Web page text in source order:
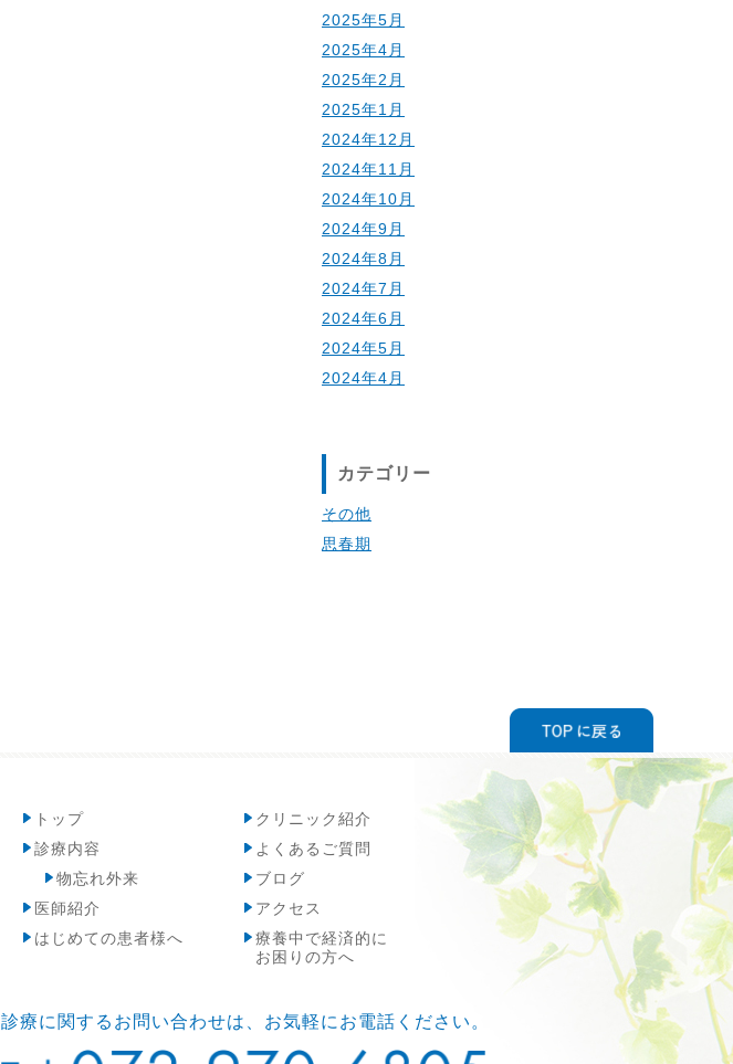
2025年5月
2025年4月
2025年2月
2025年1月
2024年12月
2024年11月
2024年10月
2024年9月
2024年8月
2024年7月
2024年6月
2024年5月
2024年4月
カテゴリー
その他
思春期
トップ
診療内容
物忘れ外来
医師紹介
はじめての患者様へ
クリニック紹介
よくあるご質問
ブログ
アクセス
療養中で経済的に
お困りの方へ
診療に関するお問い合わせは、お気軽にお電話ください。